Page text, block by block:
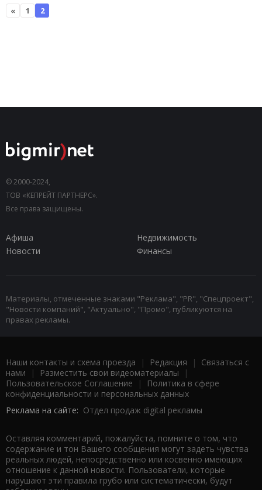
« 1 2
© 2000-2024,
ТОВ «КЕПРЕЙТ ПАРТНЕРС».
Все права защищены.
Афиша
Недвижимость
Новости
Финансы
Материалы, отмеченные знаками "Реклама", "PR", "Спецпроект",
"Новости компаний", "Актуально", "Промо", публикуются на
правах рекламы.
Наши контакты и схема проезда | Редакция | Связаться с
нами | Разместить свои видеоматериалы |
Пользовательское Соглашение |
Политика в сфере
конфиденциальности и персональных данных
Реклама на сайте: Отдел продаж digital рекламы
Оставляя комментарий, пожалуйста, помните о том, что
содержание и тон Вашего сообщения могут задеть чувства
реальных людей, непосредственно или косвенно имеющих
отношение к данной новости. Пользователи, которые
нарушают эти правила грубо или систематически, будут